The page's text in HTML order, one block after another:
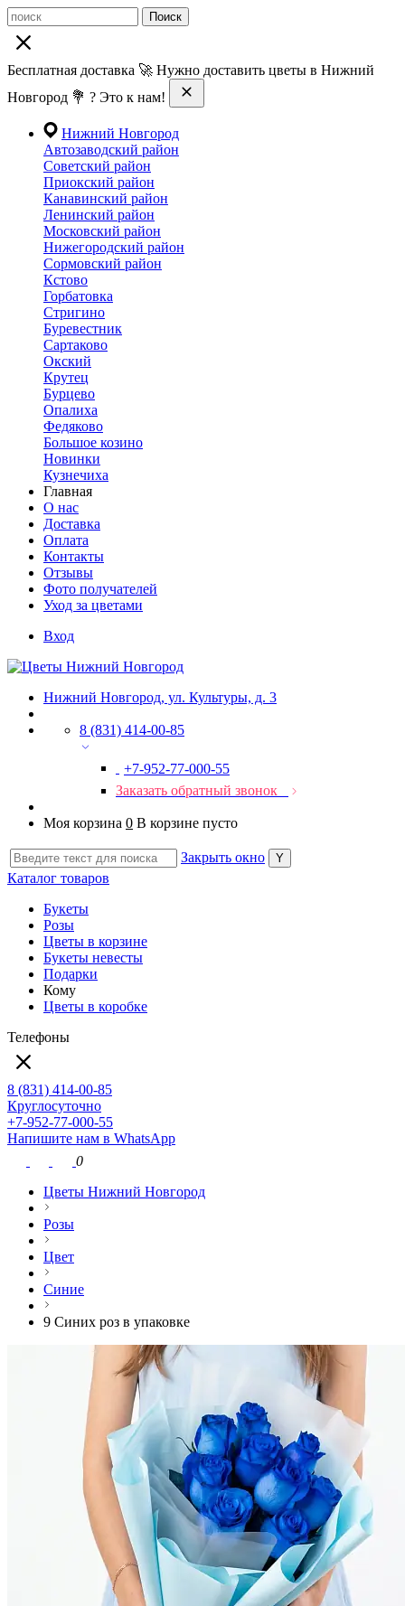
Поиск
Бесплатная доставка 🚀 Нужно доставить цветы в Нижний
Новгород 💐 ? Это к нам!
Нижний Новгород
Автозаводский район
Советский район
Приокский район
Канавинский район
Ленинский район
Московский район
Нижегородский район
Сормовский район
Кстово
Горбатовка
Стригино
Буревестник
Сартаково
Окский
Крутец
Бурцево
Опалиха
Федяково
Большое козино
Новинки
Кузнечиха
Главная
О нас
Доставка
Оплата
Контакты
Отзывы
Фото получателей
Уход за цветами
Вход
Нижний Новгород, ул. Культуры, д. 3
8 (831) 414-00-85
+7-952-77-000-55
Заказать обратный звонок
Моя корзина 0 В корзине пусто
Закрыть окно
Каталог товаров
Букеты
Розы
Цветы в корзине
Букеты невесты
Подарки
Кому
Цветы в коробке
Телефоны
8 (831) 414-00-85
Круглосуточно
+7-952-77-000-55
Напишите нам в WhatsApp
0
Цветы Нижний Новгород
Розы
Цвет
Синие
9 Синих роз в упаковке